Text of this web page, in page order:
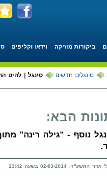
ביקורות מוזיקה וידאו וקליפים
סינגלים חדשים סינגל | להיט
הבא:
נוסף - "גילה רינה"
02-03-2014 בשעה 23:42